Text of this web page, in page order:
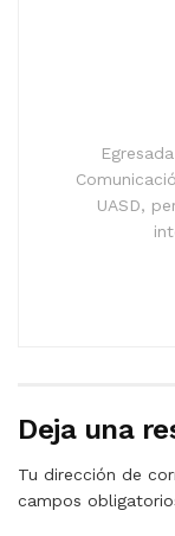
UASD,
Deja una
Tu dirección de
campos